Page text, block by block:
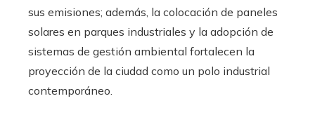
sus emisiones; además, la colocación de paneles
solares en parques industriales y la adopción de
sistemas de gestión ambiental fortalecen la
proyección de la ciudad como un polo industrial
contemporáneo.